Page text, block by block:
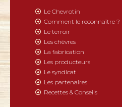
Le Chevrotin
Comment le reconnaître ?
Le terroir
Les chèvres
La fabrication
Les producteurs
Le syndicat
Les partenaires
Recettes & Conseils